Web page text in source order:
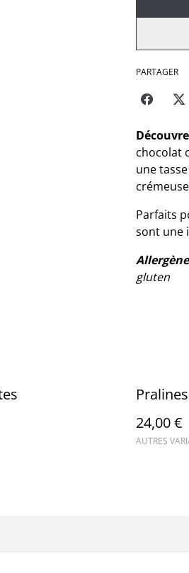
PARTAGER
chocolat
une
Parfaits
sont une
gluten
Pralines
24,00 €
AUTRES
Nous contacter